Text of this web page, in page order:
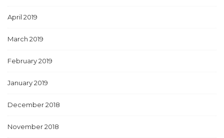
April 2019
March 2019
February 2019
January 2019
December 2018
November 2018